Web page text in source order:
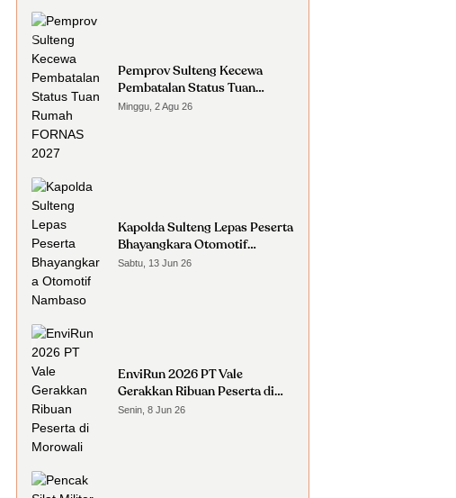
Pemprov Sulteng Kecewa
Pembatalan Status Tuan
Rumah FORNAS 2027
Minggu, 2 Agu 26
Kapolda Sulteng Lepas Peserta
Bhayangkara Otomotif
Nambaso
Sabtu, 13 Jun 26
EnviRun 2026 PT Vale
Gerakkan Ribuan Peserta di
Morowali
Senin, 8 Jun 26